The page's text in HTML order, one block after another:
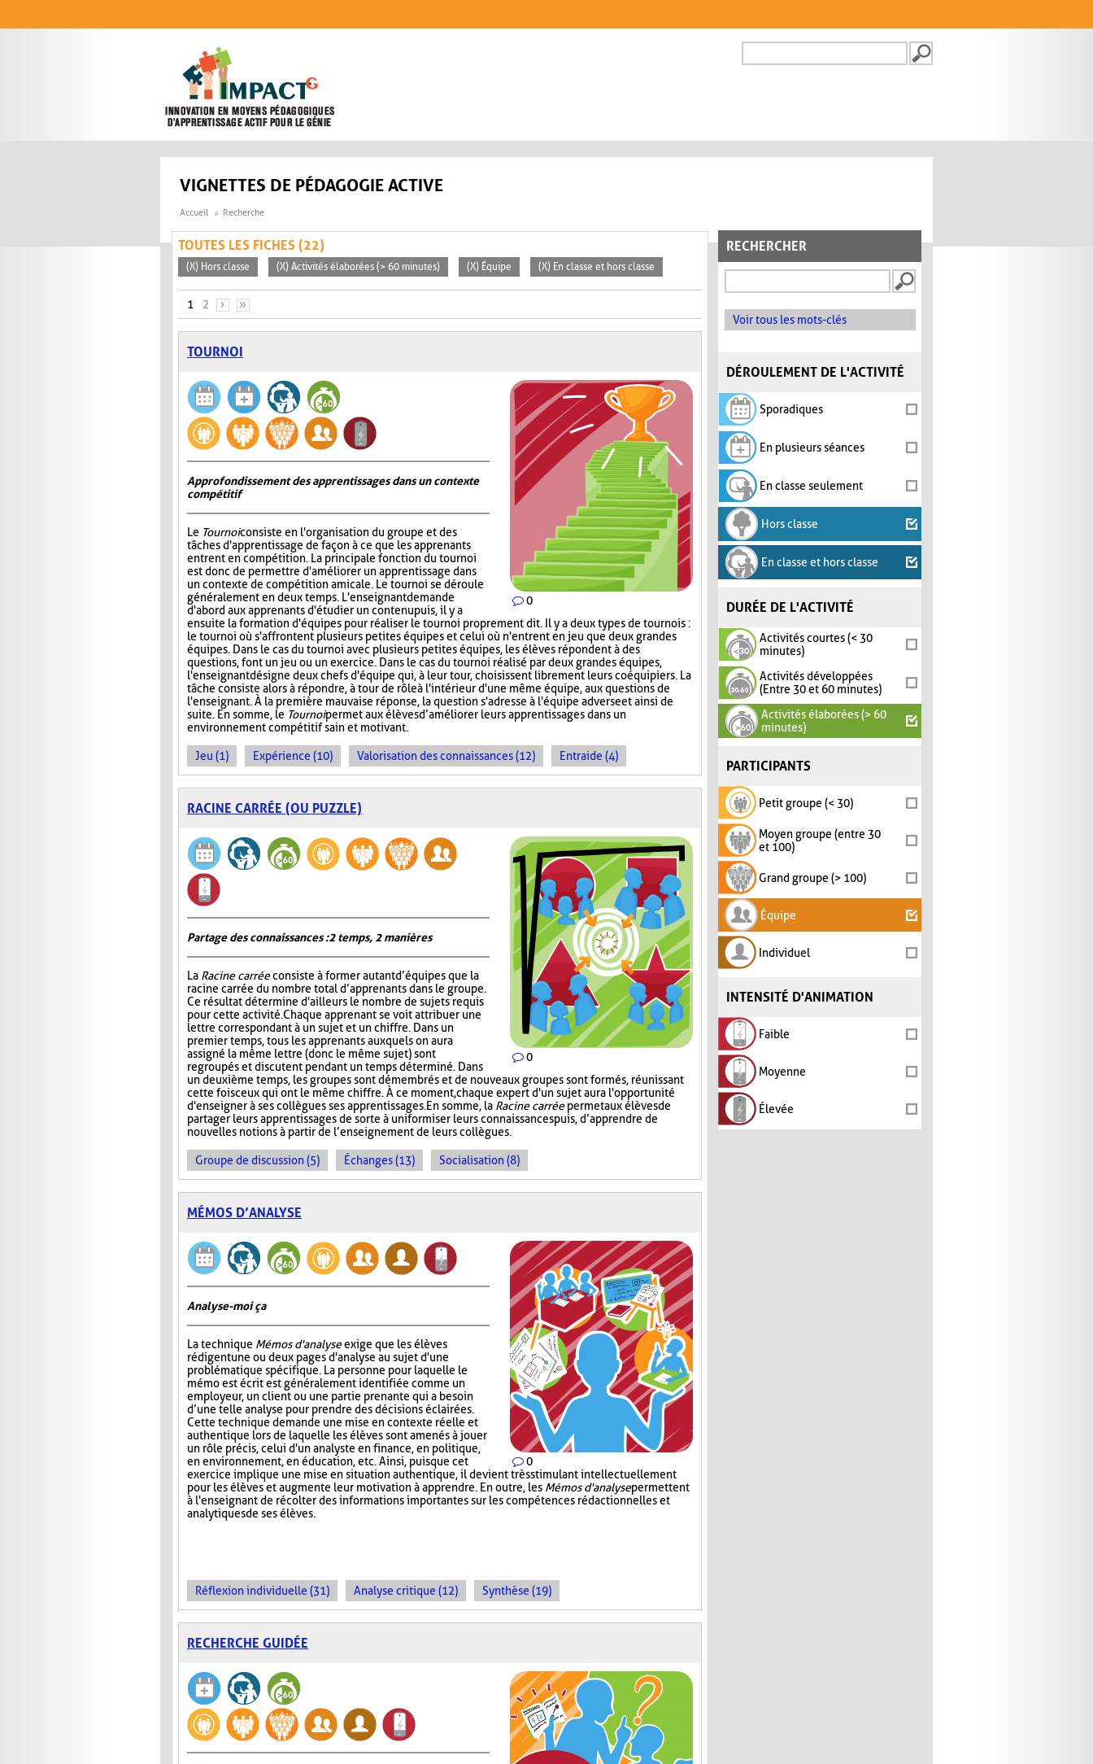
FORMULAIRE DE
VIGNETTES DE PÉDAGOGIE ACTIVE
Accueil Recherche
RECHERCHER
Voir tous les mots-clés
DÉROULEMENT DE L'ACTIVITÉ
Sporadiques
En plusieurs séances
En classe seulement
Hors classe
En classe et hors classe
DURÉE DE L'ACTIVITÉ
Activités courtes (< 30
minutes)
Activités développées
(Entre 30 et 60 minutes)
Activités élaborées (> 60
minutes)
PARTICIPANTS
Petit groupe (< 30)
Moyen groupe (entre 30
et 100)
Grand groupe (> 100)
Équipe
Individuel
INTENSITÉ D'ANIMATION
Faible
Moyenne
Élevée
TOUTES LES FICHES (22)
(X) Hors classe (X) Activités élaborées (> 60 minutes) (X) Équipe (X) En classe et hors classe
PAGES
1 2 › »
TOURNOI
0
Approfondissement des apprentissages dans un contexte
compétitif
Le Tournoiconsiste en l'organisation du groupe et des
tâches d'apprentissage de façon à ce que les apprenants
entrent en compétition. La principale fonction du tournoi
est donc de permettre d'améliorer un apprentissage dans
un contexte de compétition amicale. Le tournoi se déroule
généralement en deux temps. L'enseignant demande
d'abord aux apprenants d'étudier un contenu puis, il y a
ensuite la formation d'équipes pour réaliser le tournoi proprement dit. Il y a deux types de tournois :
le tournoi où s'affrontent plusieurs petites équipes et celui où n'entrent en jeu que deux grandes
équipes. Dans le cas du tournoi avec plusieurs petites équipes, les élèves répondent à des
questions, font un jeu ou un exercice. Dans le cas du tournoi réalisé par deux grandes équipes,
l'enseignant désigne deux chefs d'équipe qui, à leur tour, choisissent librement leurs coéquipiers. La
tâche consiste alors à répondre, à tour de rôle à l'intérieur d'une même équipe, aux questions de
l'enseignant. À la première mauvaise réponse, la question s'adresse à l'équipe adverse et ainsi de
suite. En somme, le Tournoipermet aux élèves d’améliorer leurs apprentissages dans un
environnement compétitif sain et motivant.
Jeu (1) Expérience (10) Valorisation des connaissances (12) Entraide (4)
RACINE CARRÉE (OU PUZZLE)
0
Partage des connaissances : 2 temps, 2 manières
La Racine carréeconsiste à former autant d’équipes que la
racine carrée du nombre total d’apprenants dans le groupe.
Ce résultat détermine d'ailleurs le nombre de sujets requis
pour cette activité. Chaque apprenant se voit attribuer une
lettre correspondant à un sujet et un chiffre. Dans un
premier temps, tous les apprenants auxquels on aura
assigné la même lettre (donc le même sujet) sont
regroupés et discutent pendant un temps déterminé. Dans
un deuxième temps, les groupes sont démembrés et de nouveaux groupes sont formés, réunissant
cette fois ceux qui ont le même chiffre. À ce moment, chaque expert d'un sujet aura l'opportunité
d'enseigner à ses collègues ses apprentissages. En somme, la Racine carréepermet aux élèves de
partager leurs apprentissages de sorte à uniformiser leurs connaissances puis, d’apprendre de
nouvelles notions à partir de l’enseignement de leurs collègues.
Groupe de discussion (5) Échanges (13) Socialisation (8)
MÉMOS D’ANALYSE
0
Analyse-moi ça
La technique Mémos d'analyseexige que les élèves
rédigent une ou deux pages d'analyse au sujet d'une
problématique spécifique. La personne pour laquelle le
mémo est écrit est généralement identifiée comme un
employeur, un client ou une partie prenante qui a besoin
d’une telle analyse pour prendre des décisions éclairées.
Cette technique demande une mise en contexte réelle et
authentique lors de laquelle les élèves sont amenés à jouer
un rôle précis, celui d'un analyste en finance, en politique,
en environnement, en éducation, etc. Ainsi, puisque cet
exercice implique une mise en situation authentique, il devient très stimulant intellectuellement
pour les élèves et augmente leur motivation à apprendre. En outre, les Mémos d'analysepermettent
à l'enseignant de récolter des informations importantes sur les compétences rédactionnelles et
analytiques de ses élèves.
Réflexion individuelle (31) Analyse critique (12) Synthèse (19)
RECHERCHE GUIDÉE